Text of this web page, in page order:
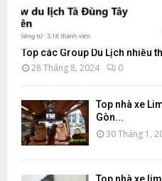
Top các Group Du Lịch nhiều
28 Tháng 8, 2024 0
Top nhà xe
Gòn...
30 Tháng 1,
Top nhà xe